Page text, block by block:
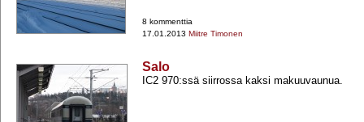
8 kommenttia
17.01.2013 Miitre Timonen
Salo
IC2 970:ssä siirrossa kaksi makuuvaunua.